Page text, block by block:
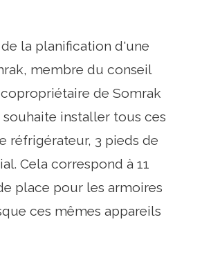
la planification d'une
membre du conseil
de Somrak
installer tous ces
réfrigérateur, 3 pieds de
Cela correspond à 11
place pour les armoires
ces mêmes appareils